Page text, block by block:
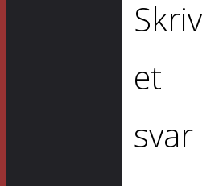
Skriv
et
svar